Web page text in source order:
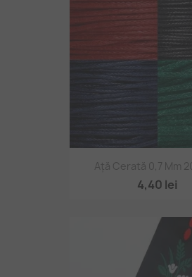
Ață Cerată 0,7 Mm
4,40 lei